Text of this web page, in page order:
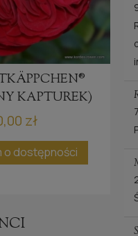
KAPTUREK)
zł
o dostępności